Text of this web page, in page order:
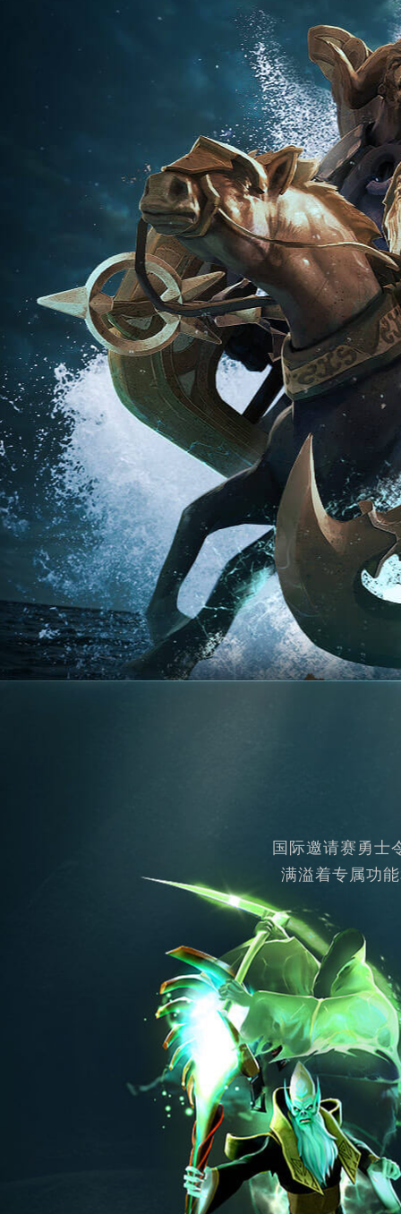
国际邀请赛勇士
满溢着专属功